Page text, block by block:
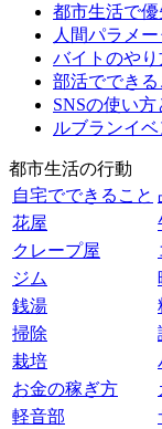
都市生活で
人間パラメ
バイトのやり
部活ででき
SNSの使い
ルブランイ
都市生活の行動
自宅でできること
花屋
クレープ屋
ジム
銭湯
掃除
栽培
お金の稼ぎ方
軽音部